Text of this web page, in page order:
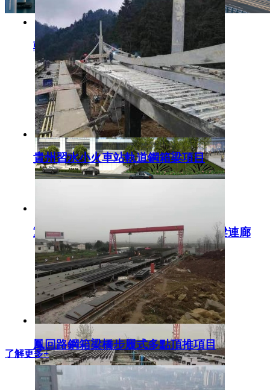
朝陽小學人行天橋鋼箱梁施工
重慶涪陵西站客運換乘樞紐軌道鋼箱梁連廊
貴州習水小火車站軌道鋼箱梁項目
鳳回路鋼箱梁橋步履式多點頂推項目
了解更多+